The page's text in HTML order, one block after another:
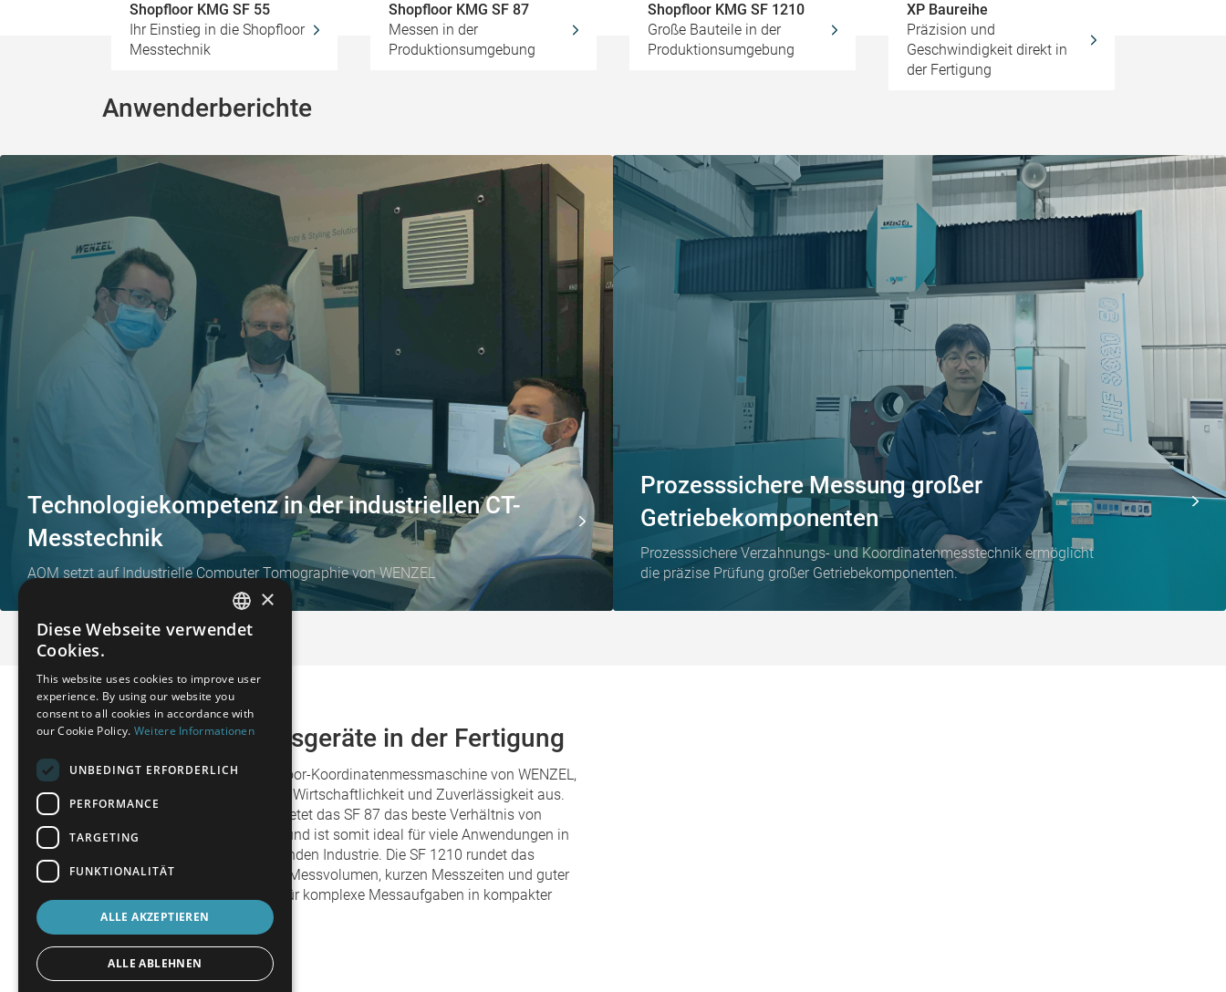
Shopfloor KMG SF 55
Ihr Einstieg in die Shopfloor
Messtechnik
Shopfloor KMG SF 87
Messen in der
Produktionsumgebung
Shopfloor KMG SF 1210
Große Bauteile in der
Produktionsumgebung
XP Baureihe
Präzision und
Geschwindigkeit direkt in
der Fertigung
Anwenderberichte
Technologiekompetenz in der industriellen CT-
Messtechnik
AQM setzt auf Industrielle Computer Tomographie von WENZEL
Prozesssichere Messung großer
Getriebekomponenten
Prozesssichere Verzahnungs- und Koordinatenmesstechnik ermöglicht
die präzise Prüfung großer Getriebekomponenten.
Koordinatenmessgeräte in der Fertigung
Die SF 55, die kleinste Shopfloor-Koordinatenmessmaschine von WENZEL,
zeichnet sich durch ihre hohe Wirtschaftlichkeit und Zuverlässigkeit aus.
Für größere Anforderungen bietet das SF 87 das beste Verhältnis von
Messvolumen zu Stellfläche und ist somit ideal für viele Anwendungen in
der spanenden und umformenden Industrie. Die SF 1210 rundet das
Portfolio mit einem enormen Messvolumen, kurzen Messzeiten und guter
Zugänglichkeit ab – perfekt für komplexe Messaufgaben in kompakter
Bauweise.
GERMAN
POLISH
ENGLISH
×
Diese Webseite verwendet
Cookies.
This website uses cookies to improve user
experience. By using our website you
consent to all cookies in accordance with
our Cookie Policy. Weitere Informationen
UNBEDINGT ERFORDERLICH
PERFORMANCE
TARGETING
FUNKTIONALITÄT
ALLE AKZEPTIEREN
ALLE ABLEHNEN